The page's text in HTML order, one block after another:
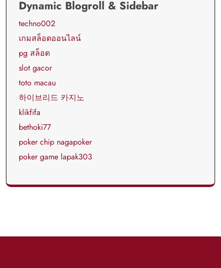
Dynamic Blogroll & Sidebar
techno002
เกมสล็อตออนไลน์
pg สล็อต
slot gacor
toto macau
하이브리드 카지노
klikfifa
bethoki77
poker chip nagapoker
poker game lapak303